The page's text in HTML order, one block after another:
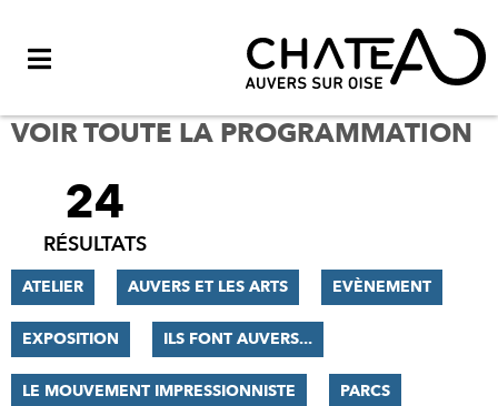
VOIR TOUTE LA PROGRAMMATION
FILTRER
RÉSULTATS
24
RÉSULTATS
ATELIER AUVERS ET LES ARTS EVÈNEMENT
EXPOSITION ILS FONT AUVERS...
LE MOUVEMENT IMPRESSIONNISTE PARCS